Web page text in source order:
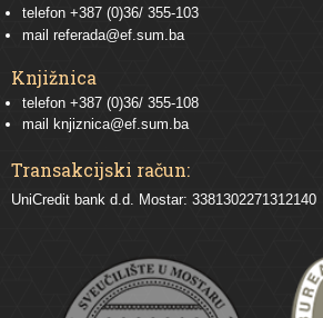
telefon +387 (0)36/ 355-103
mail referada@ef.sum.ba
Knjižnica
telefon +387 (0)36/ 355-108
mail knjiznica@ef.sum.ba
Transakcijski račun:
UniCredit bank d.d. Mostar: 3381302271312140